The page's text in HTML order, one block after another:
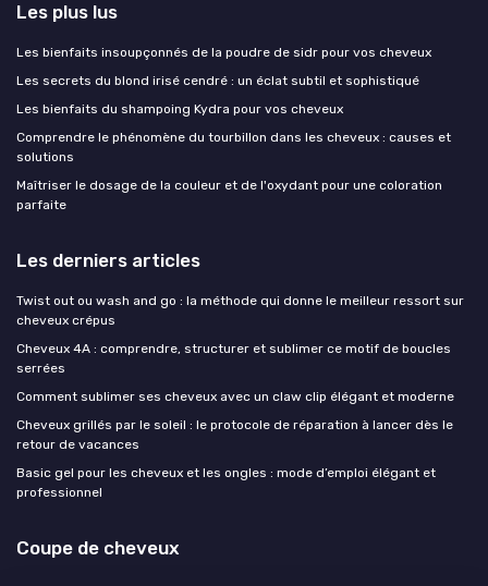
Les plus lus
Les bienfaits insoupçonnés de la poudre de sidr pour vos cheveux
Les secrets du blond irisé cendré : un éclat subtil et sophistiqué
Les bienfaits du shampoing Kydra pour vos cheveux
Comprendre le phénomène du tourbillon dans les cheveux : causes et
solutions
Maîtriser le dosage de la couleur et de l'oxydant pour une coloration
parfaite
Les derniers articles
Twist out ou wash and go : la méthode qui donne le meilleur ressort sur
cheveux crépus
Cheveux 4A : comprendre, structurer et sublimer ce motif de boucles
serrées
Comment sublimer ses cheveux avec un claw clip élégant et moderne
Cheveux grillés par le soleil : le protocole de réparation à lancer dès le
retour de vacances
Basic gel pour les cheveux et les ongles : mode d’emploi élégant et
professionnel
Coupe de cheveux